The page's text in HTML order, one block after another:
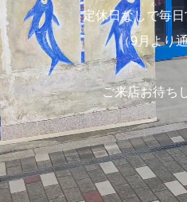
定休日なしで毎
（9月より
ご来店お待ち